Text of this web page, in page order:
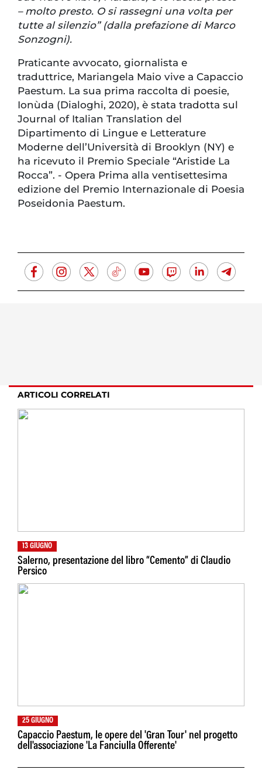
– molto presto. O si rassegni una volta per
tutte al silenzio” (dalla prefazione di Marco
Sonzogni).
Praticante avvocato, giornalista e
traduttrice, Mariangela Maio vive a Capaccio
Paestum. La sua prima raccolta di poesie,
Ionùda (Dialoghi, 2020), è stata tradotta sul
Journal of Italian Translation del
Dipartimento di Lingue e Letterature
Moderne dell’Università di Brooklyn (NY) e
ha ricevuto il Premio Speciale “Aristide La
Rocca”. - Opera Prima alla ventisettesima
edizione del Premio Internazionale di Poesia
Poseidonia Paestum.
ARTICOLI CORRELATI
13 GIUGNO
Salerno, presentazione del libro “Cemento” di Claudio
Persico
25 GIUGNO
Capaccio Paestum, le opere del 'Gran Tour' nel progetto
dell'associazione 'La Fanciulla Offerente'